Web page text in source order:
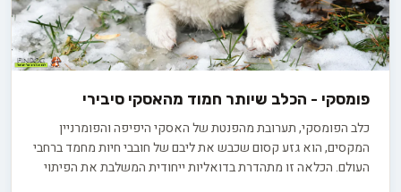
פומסקי - הכלב שיותר חמוד מהאסקי סיבירי
כלב הפומסקי, תערובת מהפנטת של האסקי היפיפה והפומרניין
המקסים, הוא גזע קסום שכבש את ליבם של חובבי חיות מחמד ברחבי
העולם. הכלאה זו מתהדרת בדואליות ייחודית המשלבת את הפיתוי